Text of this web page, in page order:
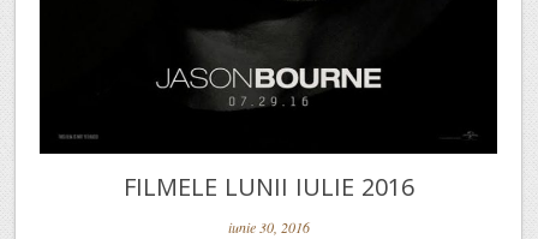
FILMELE LUNII IULIE 2016
iunie 30, 2016